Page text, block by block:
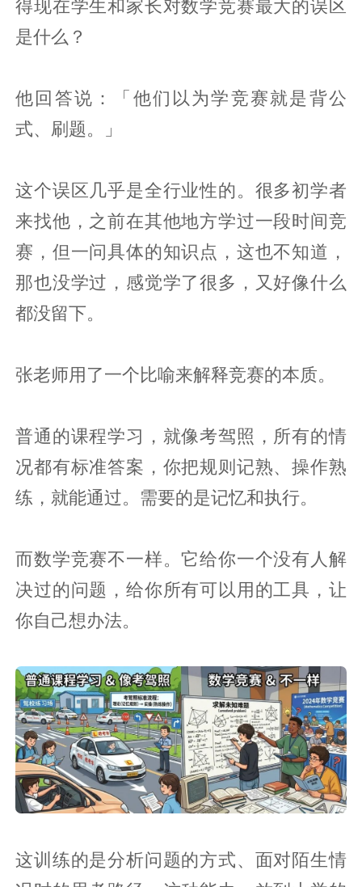
得现在学生和家长对数学竞赛最大的误区
是什么？
他回答说：「他们以为学竞赛就是背公
式、刷题。」
这个误区几乎是全行业性的。很多初学者
来找他，之前在其他地方学过一段时间竞
赛，但一问具体的知识点，这也不知道，
那也没学过，感觉学了很多，又好像什么
都没留下。
张老师用了一个比喻来解释竞赛的本质。
普通的课程学习，就像考驾照，所有的情
况都有标准答案，你把规则记熟、操作熟
练，就能通过。需要的是记忆和执行。
而数学竞赛不一样。它给你一个没有人解
决过的问题，给你所有可以用的工具，让
你自己想办法。
这训练的是分析问题的方式、面对陌生情